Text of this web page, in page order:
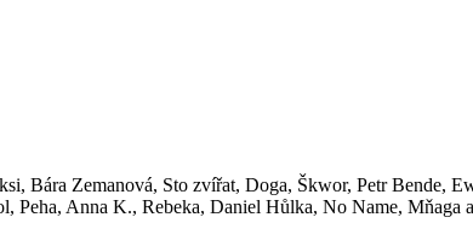
Bára Zemanová, Sto zvířat, Doga, Škwor, Petr Bende,
Anna K., Rebeka, Daniel Hůlka, No Name,